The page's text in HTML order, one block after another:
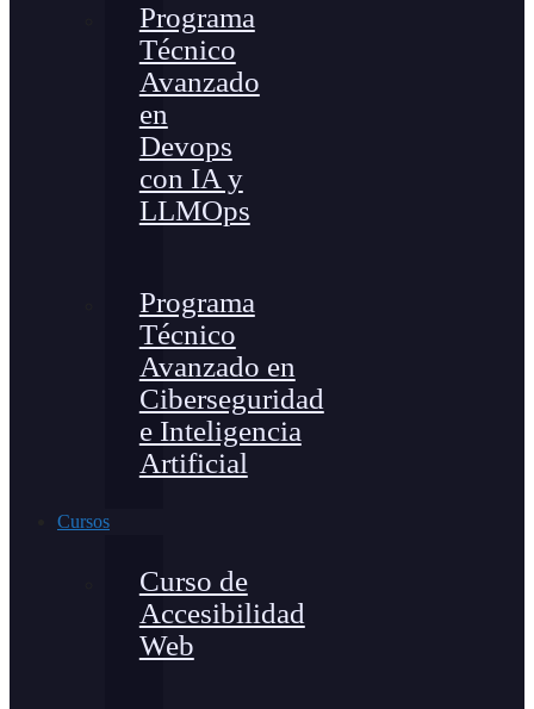
Programa
Técnico
Avanzado
en
Devops
con IA y
LLMOps
Programa
Técnico
Avanzado en
Ciberseguridad
e Inteligencia
Artificial
Cursos
Curso de
Accesibilidad
Web